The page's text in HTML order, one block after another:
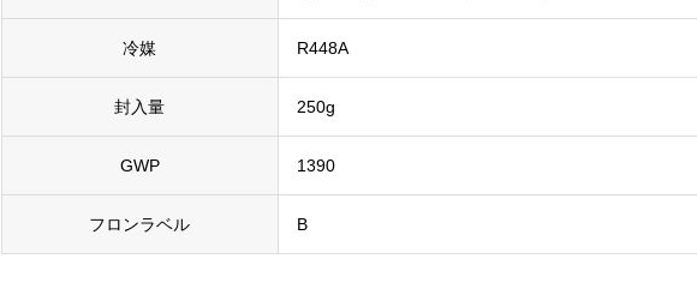
冷媒 R448A
封入量 250g
GWP 1390
フロンラベル B